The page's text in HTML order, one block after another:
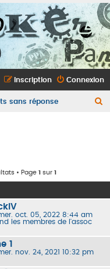
Connexion
Inscription
sans réponse
r
• Page 1 sur 1
oct. 05, 2022 8:44 am
les membres de l'assoc
1
nov. 24, 2021 10:32 pm